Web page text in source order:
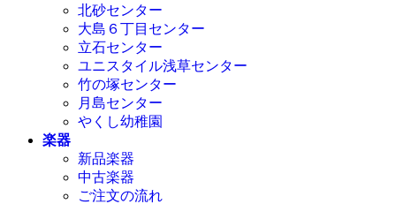
北砂センター
大島６丁目センター
立石センター
ユニスタイル浅草センター
竹の塚センター
月島センター
やくし幼稚園
楽器
新品楽器
中古楽器
ご注文の流れ